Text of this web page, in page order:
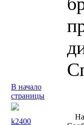
В начало
страницы
k2400